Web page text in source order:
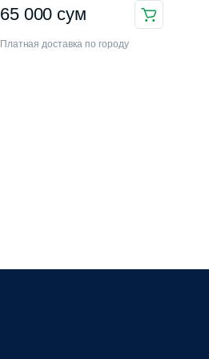
65 000 сум
Платная доставка по городу